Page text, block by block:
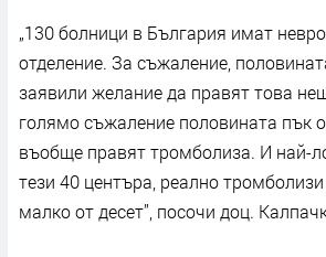
„130 болници в България имат
отделение. За съжаление,
заявили желание да правят това
голямо съжаление половината пък
въобще правят тромболиза. И най-
тези 40 центъра, реално
малко от десет”, посочи доц.